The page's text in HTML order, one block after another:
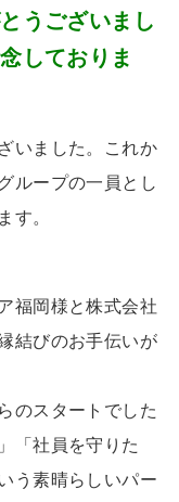
うございまし
しておりま
いました。これか
ループの一員とし
す。
福岡様と株式会社
結びのお手伝いが
のスタートでした
「社員を守りた
う素晴らしいパー